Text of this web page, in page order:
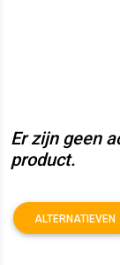
Er zijn geen
product.
ALTERNATIEVEN